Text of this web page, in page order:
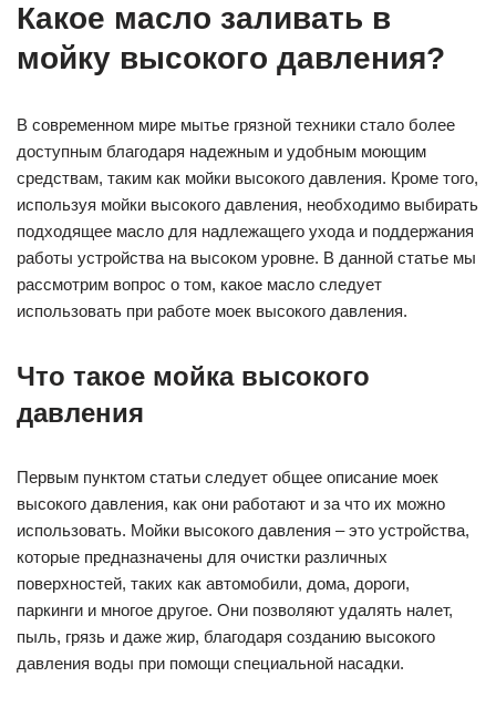
Какое масло заливать в
мойку высокого давления?
В современном мире мытье грязной техники стало более
доступным благодаря надежным и удобным моющим
средствам, таким как мойки высокого давления. Кроме того,
используя мойки высокого давления, необходимо выбирать
подходящее масло для надлежащего ухода и поддержания
работы устройства на высоком уровне. В данной статье мы
рассмотрим вопрос о том, какое масло следует
использовать при работе моек высокого давления.
Что такое мойка высокого
давления
Первым пунктом статьи следует общее описание моек
высокого давления, как они работают и за что их можно
использовать. Мойки высокого давления – это устройства,
которые предназначены для очистки различных
поверхностей, таких как автомобили, дома, дороги,
паркинги и многое другое. Они позволяют удалять налет,
пыль, грязь и даже жир, благодаря созданию высокого
давления воды при помощи специальной насадки.